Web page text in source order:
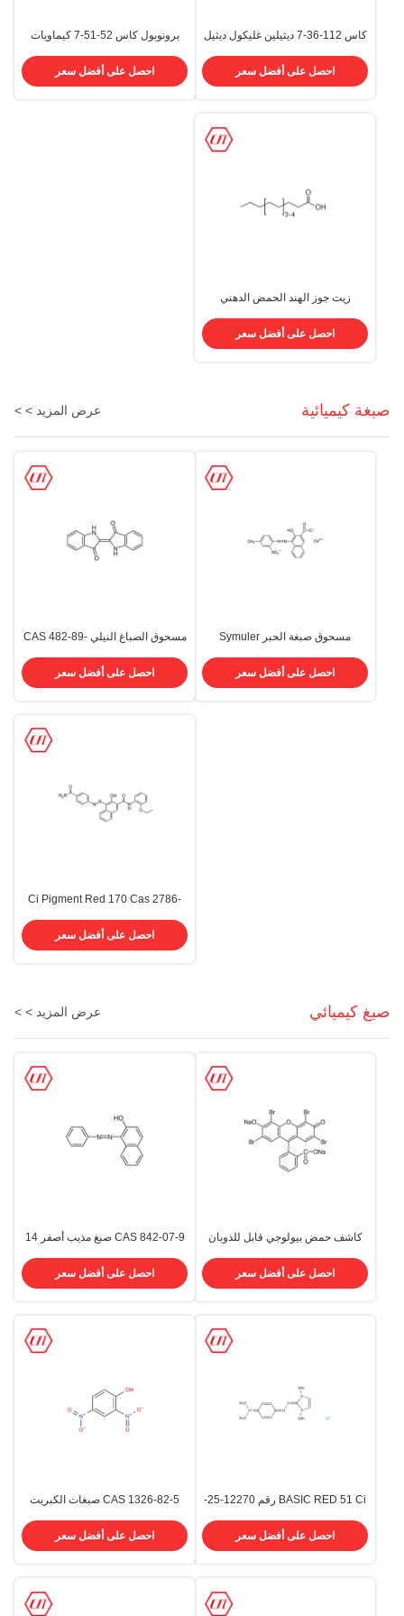
كاس 112-36-7 ديثيلين غليكول ديثيل
احصل على أفضل سعر
برونوبول كاس 52-51-7 كيماويات
كيماويات مستحضرات التجميل
احصل على أفضل سعر
زيت جوز الهند الحمض الدهني
CONUT ACID CAS 61788-47-4
احصل على أفضل سعر
صبغة كيميائية عرض المزيد > >
مسحوق صبغة الحبر Symuler
أحمر 57 Cas 5281-04-9
احصل على أفضل سعر
مسحوق الصباغ النيلي CAS 482-89-
ضريبة القيمة المضافة
احصل على أفضل سعر
Ci Pigment Red 170 Cas 2786-
صبغة كيميائية
احصل على أفضل سعر
صبغ كيميائي عرض المزيد > >
كاشف حمض بيولوجي قابل للذوبان
CAS 17372-87-1
احصل على أفضل سعر
CAS 842-07-9 صبغ مذيب أصفر 14
احصل على أفضل سعر
BASIC RED 51 Ci رقم 12270-25-
احصل على أفضل سعر
CAS 1326-82-5 صبغات الكبريت
كبريت
احصل على أفضل سعر